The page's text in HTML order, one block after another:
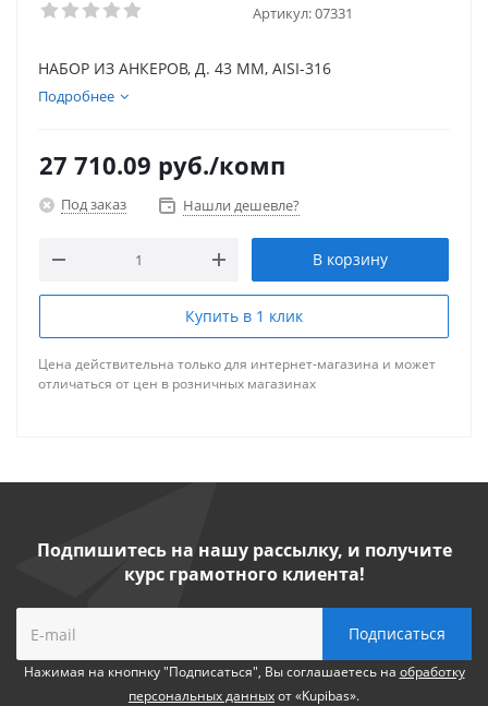
Артикул:07331
НАБОР ИЗ АНКЕРОВ, Д. 43 ММ, AISI-316
Подробнее
27 710.09 руб./комп
Под заказ Нашли дешевле?
В корзину
Купить в 1 клик
Цена действительна только для интернет-магазина и может
отличаться от цен в розничных магазинах
Подпишитесь на нашу рассылку, и получите
курс грамотного клиента!
Нажимая на кнопнку "Подписаться", Вы соглашаетесь на обработку
персональных данныхот «Kupibas».